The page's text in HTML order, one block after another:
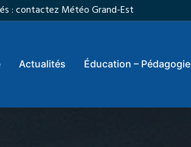
: contactez Météo Grand-Est
Actualités Éducation – Pédagogie